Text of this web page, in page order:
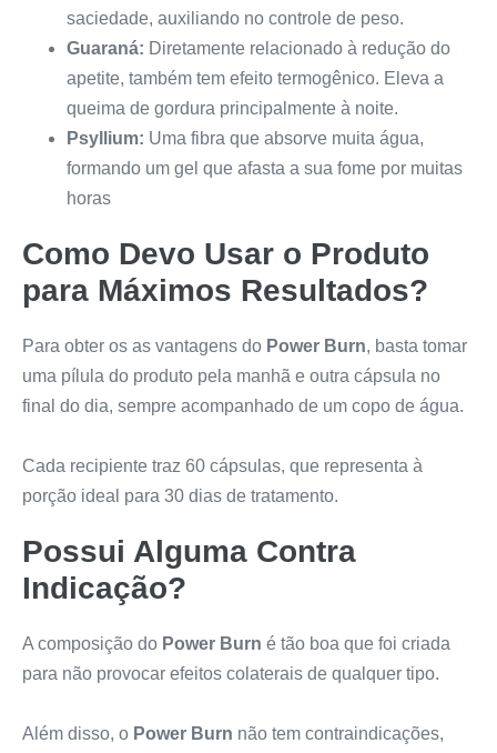
saciedade, auxiliando no controle de peso.
Guaraná: Diretamente relacionado à redução do
apetite, também tem efeito termogênico. Eleva a
queima de gordura principalmente à noite.
Psyllium: Uma fibra que absorve muita água,
formando um gel que afasta a sua fome por muitas
horas
Como Devo Usar o Produto
para Máximos Resultados?
Para obter os as vantagens do Power Burn, basta tomar
uma pílula do produto pela manhã e outra cápsula no
final do dia, sempre acompanhado de um copo de água.
Cada recipiente traz 60 cápsulas, que representa à
porção ideal para 30 dias de tratamento.
Possui Alguma Contra
Indicação?
A composição do Power Burn é tão boa que foi criada
para não provocar efeitos colaterais de qualquer tipo.
Além disso, o Power Burn não tem contraindicações,